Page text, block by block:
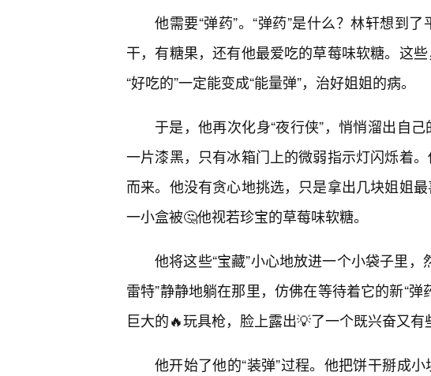
他需要“弹药”。“弹药”是什么？林轩想到
干，有糖果，还有他最爱吃的草莓味软糖。这
“好吃的”一定能变成“能量弹”，治好姐姐的病。
于是，他再次化身“夜行侠”，悄悄溜出自
一片漆黑，只有冰箱门上的微弱指示灯闪烁着
而来。他没有贪心地挑选，只是拿出几块姐姐
一小盒被🤔他视若珍宝的草莓味软糖。
他将这些“宝藏”小心地放进一个小袋子里
雷特”静静地躺在那里，仿佛在等待着它的新“
巨大的🔥玩具枪，脸上露出💡了一个既兴奋又有
他开始了他的“装弹”过程。他把饼干掰成